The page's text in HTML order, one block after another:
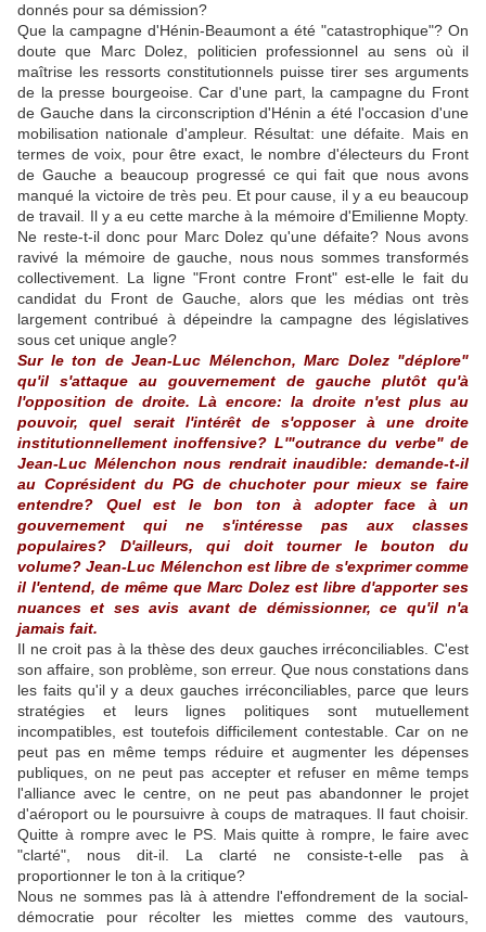
donnés pour sa démission?
Que la campagne d'Hénin-Beaumont a été "catastrophique"? On
doute que Marc Dolez, politicien professionnel au sens où il
maîtrise les ressorts constitutionnels puisse tirer ses arguments
de la presse bourgeoise. Car d'une part, la campagne du Front
de Gauche dans la circonscription d'Hénin a été l'occasion d'une
mobilisation nationale d'ampleur. Résultat: une défaite. Mais en
termes de voix, pour être exact, le nombre d'électeurs du Front
de Gauche a beaucoup progressé ce qui fait que nous avons
manqué la victoire de très peu. Et pour cause, il y a eu beaucoup
de travail. Il y a eu cette marche à la mémoire d'Emilienne Mopty.
Ne reste-t-il donc pour Marc Dolez qu'une défaite? Nous avons
ravivé la mémoire de gauche, nous nous sommes transformés
collectivement. La ligne "Front contre Front" est-elle le fait du
candidat du Front de Gauche, alors que les médias ont très
largement contribué à dépeindre la campagne des législatives
sous cet unique angle?
Sur le ton de Jean-Luc Mélenchon, Marc Dolez "déplore"
qu'il s'attaque au gouvernement de gauche plutôt qu'à
l'opposition de droite. Là encore: la droite n'est plus au
pouvoir, quel serait l'intérêt de s'opposer à une droite
institutionnellement inoffensive? L'"outrance du verbe" de
Jean-Luc Mélenchon nous rendrait inaudible: demande-t-il
au Coprésident du PG de chuchoter pour mieux se faire
entendre? Quel est le bon ton à adopter face à un
gouvernement qui ne s'intéresse pas aux classes
populaires? D'ailleurs, qui doit tourner le bouton du
volume? Jean-Luc Mélenchon est libre de s'exprimer comme
il l'entend, de même que Marc Dolez est libre d'apporter ses
nuances et ses avis avant de démissionner, ce qu'il n'a
jamais fait.
Il ne croit pas à la thèse des deux gauches irréconciliables. C'est
son affaire, son problème, son erreur. Que nous constations dans
les faits qu'il y a deux gauches irréconciliables, parce que leurs
stratégies et leurs lignes politiques sont mutuellement
incompatibles, est toutefois difficilement contestable. Car on ne
peut pas en même temps réduire et augmenter les dépenses
publiques, on ne peut pas accepter et refuser en même temps
l'alliance avec le centre, on ne peut pas abandonner le projet
d'aéroport ou le poursuivre à coups de matraques. Il faut choisir.
Quitte à rompre avec le PS. Mais quitte à rompre, le faire avec
"clarté", nous dit-il. La clarté ne consiste-t-elle pas à
proportionner le ton à la critique?
Nous ne sommes pas là à attendre l'effondrement de la social-
démocratie pour récolter les miettes comme des vautours,